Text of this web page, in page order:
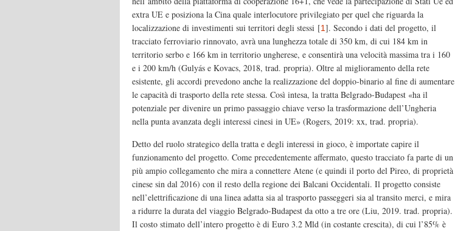
extra UE e posiziona la Cina quale interlocutore privilegiato per quel che riguarda la
localizzazione di investimenti sui territori degli stessi [1]. Secondo i dati del progetto, il
tracciato ferroviario rinnovato, avrà una lunghezza totale di 350 km, di cui 184 km in
territorio serbo e 166 km in territorio ungherese, e consentirà una velocità massima tra i 160
e i 200 km/h (Gulyás e Kovacs, 2018, trad. propria). Oltre al miglioramento della rete
esistente, gli accordi prevedono anche la realizzazione del doppio-binario al fine di aumentare
le capacità di trasporto della rete stessa. Così intesa, la tratta Belgrado-Budapest «ha il
potenziale per divenire un primo passaggio chiave verso la trasformazione dell’Ungheria
nella punta avanzata degli interessi cinesi in UE» (Rogers, 2019: xx, trad. propria).
Detto del ruolo strategico della tratta e degli interessi in gioco, è importate capire il
funzionamento del progetto. Come precedentemente affermato, questo tracciato fa parte di un
più ampio collegamento che mira a connettere Atene (e quindi il porto del Pireo, di proprietà
cinese sin dal 2016) con il resto della regione dei Balcani Occidentali. Il progetto consiste
nell’elettrificazione di una linea adatta sia al trasporto passeggeri sia al transito merci, e mira
a ridurre la durata del viaggio Belgrado-Budapest da otto a tre ore (Liu, 2019. trad. propria).
Il costo stimato dell’intero progetto è di Euro 3.2 Mld (in costante crescita), di cui l’85% è